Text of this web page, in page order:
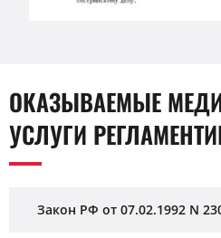
ОКАЗЫВАЕМЫЕ
УСЛУГИ
Закон РФ от 07.02.1992 N